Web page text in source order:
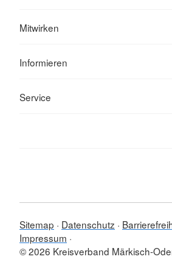
Mitwirken
Informieren
Service
Sitemap Datenschutz
Impressum
© 2026 Kreisverband Märkisch-